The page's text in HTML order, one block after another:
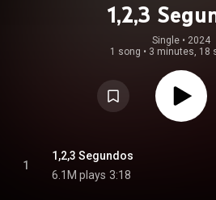
1,2,3
Single • 2024
1 song • 3 minutes, 18
1
1,2,3 Segundos
6.1M plays 3:18